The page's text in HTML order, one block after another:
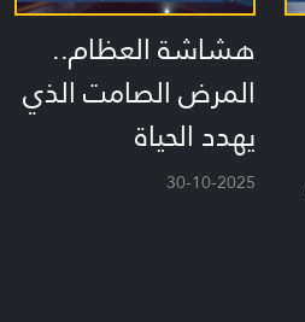
هشاشة العظام..
المرض الصامت الذي
يهدد الحياة
30-10-2025